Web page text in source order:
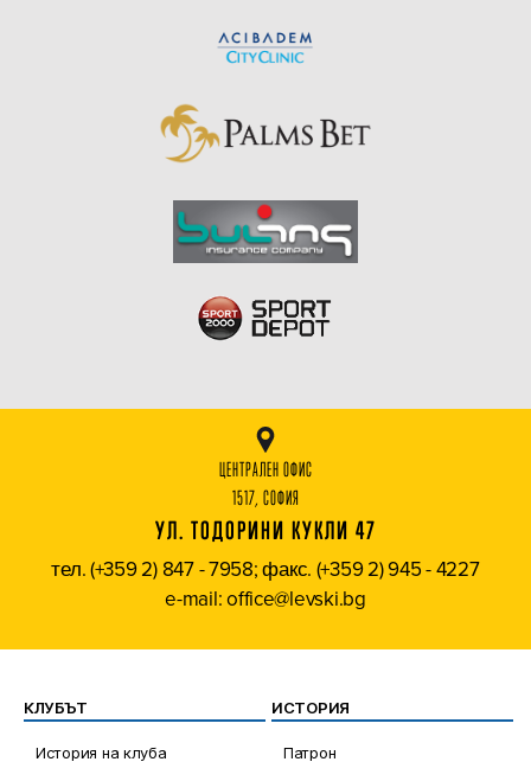
ЦЕНТРАЛЕН ОФИС
1517, СОФИЯ
УЛ. ТОДОРИНИ КУКЛИ 47
тел. (+359 2) 847 - 7958; факс. (+359 2) 945 - 4227
e-mail: office@levski.bg
КЛУБЪТ
История на клуба
ИСТОРИЯ
Патрон